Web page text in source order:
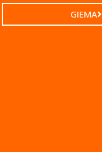
GIEMA